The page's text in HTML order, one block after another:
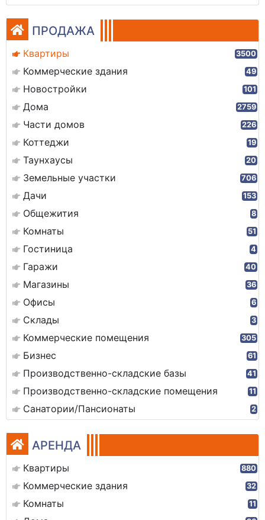
ПРОДАЖА
Квартиры 3500
Коммерческие здания 49
Новостройки 101
Дома 2759
Части домов 226
Коттеджи 19
Таунхаусы 20
Земельные участки 706
Дачи 153
Общежития 8
Комнаты 51
Гостиница 4
Гаражи 40
Магазины 36
Офисы 6
Склады 3
Коммерческие помещения 305
Бизнес 61
Производственно-складские базы 41
Производственно-складские помещения 11
Санатории/Пансионаты 2
АРЕНДА
Квартиры 880
Коммерческие здания 32
Комнаты 11